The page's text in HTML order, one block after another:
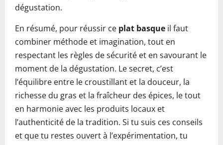
dégustation.
En résumé, pour réussir ce plat basque il faut
combiner méthode et imagination, tout en
respectant les règles de sécurité et en savourant le
moment de la dégustation. Le secret, c’est
l’équilibre entre le croustillant et la douceur, la
richesse du gras et la fraîcheur des épices, le tout
en harmonie avec les produits locaux et
l’authenticité de la tradition. Si tu suis ces conseils
et que tu restes ouvert à l’expérimentation, tu